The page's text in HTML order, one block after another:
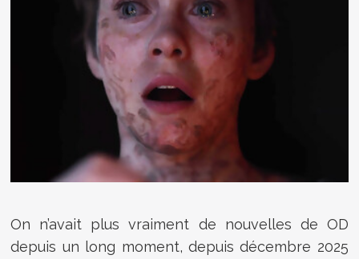
On n’avait plus vraiment de nouvelles de OD
depuis un long moment, depuis décembre 2025